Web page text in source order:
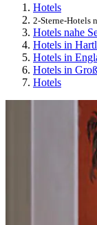
Hotels
2-Sterne-Hotels
Hotels nahe
Hotels in
Hotels in
Hotels in
Hotels